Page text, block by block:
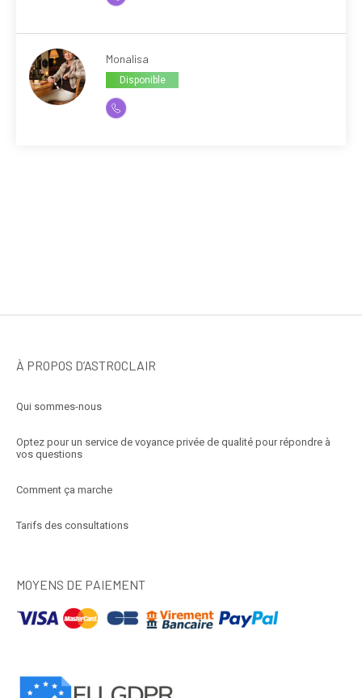
Monalisa
Disponible
À PROPOS D’ASTROCLAIR
Qui sommes-nous
Optez pour un service de voyance privée de qualité pour répondre à
vos questions
Comment ça marche
Tarifs des consultations
MOYENS DE PAIEMENT